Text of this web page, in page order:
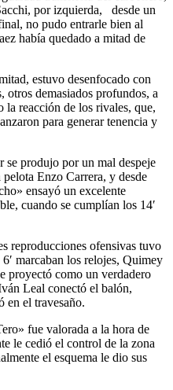
por izquierda, desde un
no pudo entrarle bien al
había quedado a mitad de
estuvo desenfocado con
otros demasiados profundos, a
la reacción de los rivales, que,
para generar tenencia y
se produjo por un mal despeje
Enzo Carrera, y desde
ensayó un excelente
cuando se cumplían los 14′
reproducciones ofensivas tuvo
marcaban los relojes, Quimey
proyectó como un verdadero
Leal conectó el balón,
en el travesaño.
fue valorada a la hora de
le cedió el control de la zona
el esquema le dio sus